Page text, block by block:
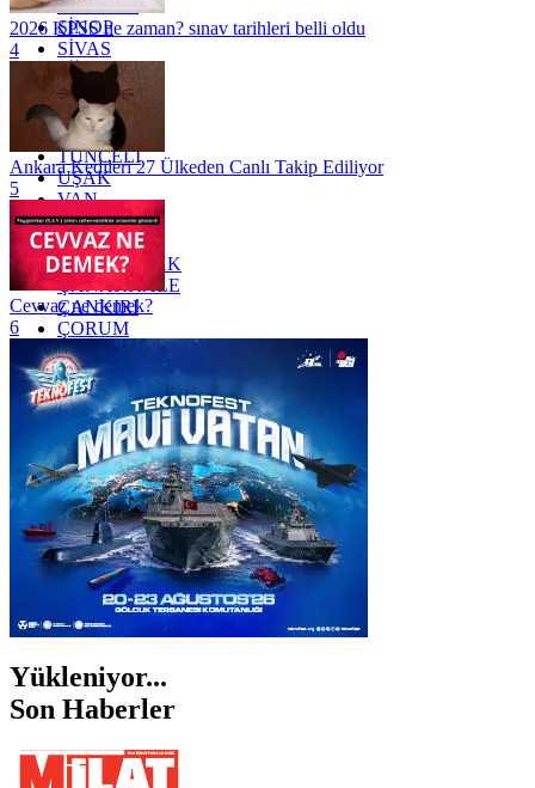
SAMSUN
SİNOP
SİVAS
SİİRT
TEKİRDAĞ
TOKAT
TRABZON
TUNCELİ
UŞAK
VAN
YALOVA
YOZGAT
ZONGULDAK
ÇANAKKALE
ÇANKIRI
ÇORUM
İSTANBUL
İZMİR
ŞANLIURFA
ŞIRNAK
2026 KPSS ne zaman? sınav tarihleri belli oldu
4
Ankara Kedileri 27 Ülkeden Canlı Takip Ediliyor
5
Cevvaz ne demek?
6
Yükleniyor...
Son Haberler